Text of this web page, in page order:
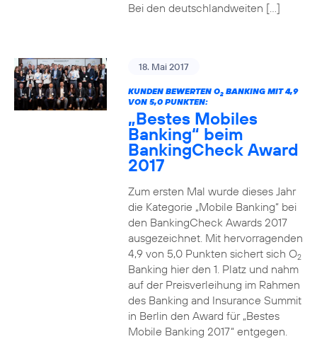
Bei den deutschlandweiten […]
18. Mai 2017
KUNDEN BEWERTEN O2BANKING MIT 4,9
VON 5,0 PUNKTEN:
„Bestes Mobiles
Banking“ beim
BankingCheck Award
2017
Zum ersten Mal wurde dieses Jahr
die Kategorie „Mobile Banking“ bei
den BankingCheck Awards 2017
ausgezeichnet. Mit hervorragenden
4,9 von 5,0 Punkten sichert sich O2
Banking hier den 1. Platz und nahm
auf der Preisverleihung im Rahmen
des Banking and Insurance Summit
in Berlin den Award für „Bestes
Mobile Banking 2017“ entgegen.